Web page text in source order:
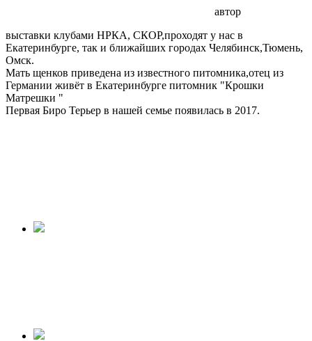
автор
выставки клубами НРКА, СКОР,проходят у нас в
Екатеринбурге, так и ближайших городах Челябинск,Тюмень,
Омск.
Мать щенков приведена из известного питомника,отец из
Германии живёт в Екатеринбурге питомник "Крошки
Матрешки "
Первая Биро Терьер в нашей семье появилась в 2017.